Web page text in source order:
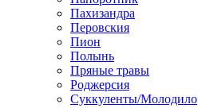
Пахизандра
Перовския
Пион
Полынь
Пряные травы
Роджерсия
Суккуленты/Молодило